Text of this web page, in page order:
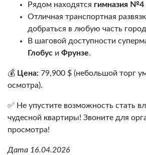
Рядом находятся гимназия №4
Отличная транспортная
добраться в любую часть
В шаговой доступности
Глобус и Фрунзе.
💰 Цена: 79,900 $ (небольшой торг
осмотра).
✅ Не упустите возможность стать
чудесной квартиры! Звоните для
просмотра!
Дата 16.04.2026